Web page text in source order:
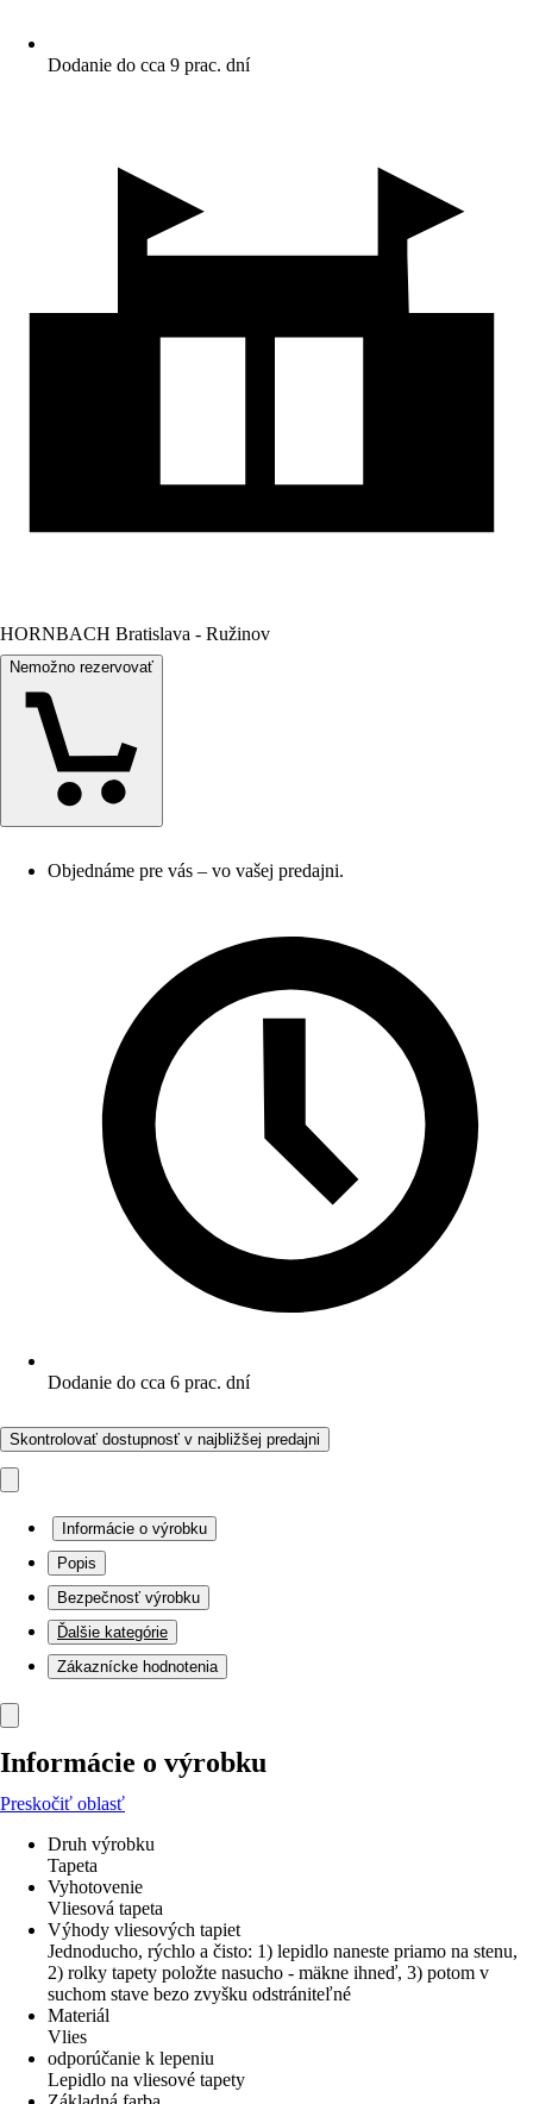
Dodanie do cca 9 prac. dní
HORNBACH Bratislava - Ružinov
Nemožno rezervovať
Objednáme pre vás – vo vašej predajni.
Dodanie do cca 6 prac. dní
Skontrolovať dostupnosť v najbližšej predajni
Informácie o výrobku
Popis
Bezpečnosť výrobku
Ďalšie kategórie
Zákaznícke hodnotenia
Informácie o výrobku
Preskočiť oblasť
Druh výrobku
Tapeta
Vyhotovenie
Vliesová tapeta
Výhody vliesových tapiet
Jednoducho, rýchlo a čisto: 1) lepidlo naneste priamo na stenu,
2) rolky tapety položte nasucho - mäkne ihneď, 3) potom v
suchom stave bezo zvyšku odstrániteľné
Materiál
Vlies
odporúčanie k lepeniu
Lepidlo na vliesové tapety